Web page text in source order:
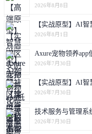
2026年8月8日
【实战原型】AI
2026年8月1日
Axure宠物领养app
2026年7月30日
【实战原型】AI
2026年7月30日
技术服务与管理系
2026年7月30日